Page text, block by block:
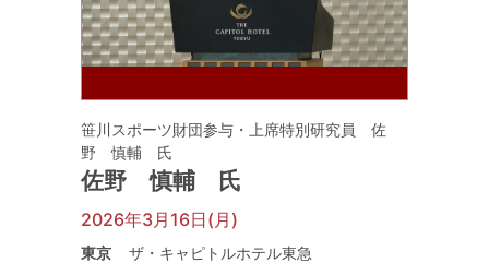
笹川スポーツ財団参与・上席特別研究員 佐
野 慎輔 氏
佐野 慎輔 氏
2026年3月16日(月)
東京 ザ・キャピトルホテル東急